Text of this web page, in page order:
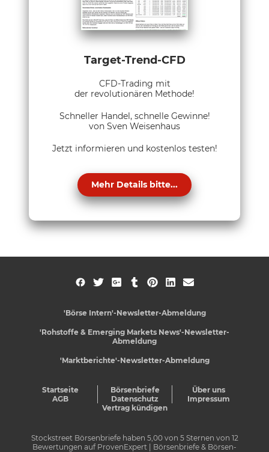
Target-Trend-CFD
CFD-Trading mit
der revolutionären Methode!
Schneller Handel, schnelle Gewinne!
von Sven Weisenhaus
Jetzt informieren und kostenlos testen!
Mehr Details bitte...
'Börse Intern'-Newsletter-Abmeldung
'Rohstoffe & Emerging Markets News'-Newsletter-
Abmeldung
'Marktberichte'-Newsletter-Abmeldung
Startseite Börsenbriefe
Über uns
AGB
Datenschutz
Impressum
Vertrag kündigen
Stockstreet Börsenbriefe haben 5,00von 5Sternen von 12
Bewertungen auf ProvenExpert | Börsenbriefe & Börsen-